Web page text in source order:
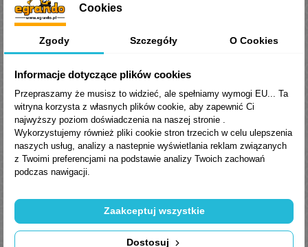
Syrenka pasuje do wszystkich alarmów i sterowników dostępnych
na rynku. Markowa i oryginalna, firmy Keetec.
Cookies
Zgody Szczegóły O Cookies
Informacje dotyczące plików cookies
Przepraszamy że musisz to widzieć, ale spełniamy wymogi EU... Ta
witryna korzysta z własnych plików cookie, aby zapewnić Ci
najwyższy poziom doświadczenia na naszej stronie .
Wykorzystujemy również pliki cookie stron trzecich w celu ulepszenia
naszych usług, analizy a nastepnie wyświetlania reklam związanych
z Twoimi preferencjami na podstawie analizy Twoich zachowań
podczas nawigacji.
Dostosuj
Zaakceptuj wszystkie